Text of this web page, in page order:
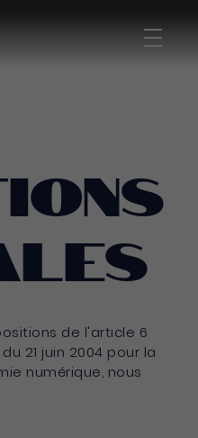
de l'article 6
21 juin 2004 pour la
numérique, nous